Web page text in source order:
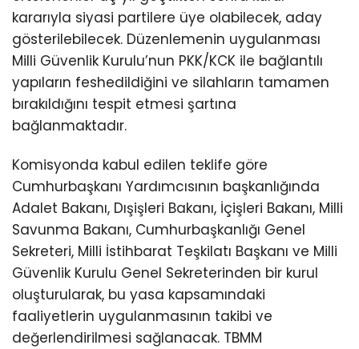
kararıyla siyasi partilere üye olabilecek, aday
gösterilebilecek. Düzenlemenin uygulanması
Milli Güvenlik Kurulu’nun PKK/KCK ile bağlantılı
yapıların feshedildiğini ve silahların tamamen
bırakıldığını tespit etmesi şartına
bağlanmaktadır.
Komisyonda kabul edilen teklife göre
Cumhurbaşkanı Yardımcısının başkanlığında
Adalet Bakanı, Dışişleri Bakanı, İçişleri Bakanı, Milli
Savunma Bakanı, Cumhurbaşkanlığı Genel
Sekreteri, Milli İstihbarat Teşkilatı Başkanı ve Milli
Güvenlik Kurulu Genel Sekreterinden bir kurul
oluşturularak, bu yasa kapsamındaki
faaliyetlerin uygulanmasının takibi ve
değerlendirilmesi sağlanacak. TBMM